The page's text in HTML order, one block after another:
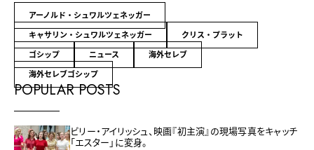
アーノルド・シュワルツェネッガー
キャサリン・シュワルツェネッガー
クリス・プラット
ゴシップ
ニュース
海外セレブ
海外セレブゴシップ
POPULAR POSTS
ビリー・アイリッシュ、映画『初主演』の現場写真をキャッチ
「エスター」に変身。